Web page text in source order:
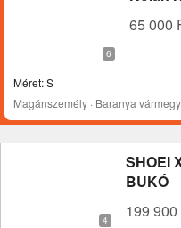
65 000
Méret: S
Magánszemély · Baranya
SHOEI X-SPIRIT KIYONARI TC1 L
BUKÓ
199 900